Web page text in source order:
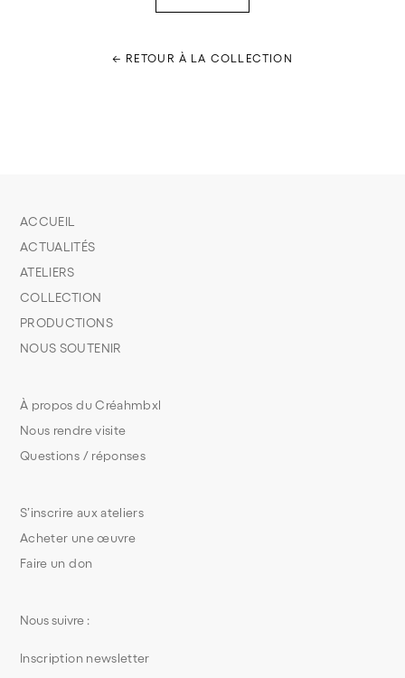
← RETOUR À LA COLLECTION
S’inscrire aux ateliers
Acheter une œuvre
Faire un don
À propos du Créahmbxl
Nous rendre visite
Questions / réponses
ACCUEIL
ACTUALITÉS
ATELIERS
COLLECTION
PRODUCTIONS
NOUS SOUTENIR
Nous suivre :
Inscription newsletter